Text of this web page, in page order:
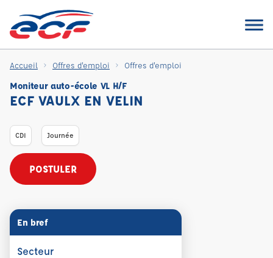
Accueil Offres d'emploi Offres d'emploi
Moniteur auto-école VL H/F
ECF VAULX EN VELIN
CDI Journée
POSTULER
En bref
Secteur